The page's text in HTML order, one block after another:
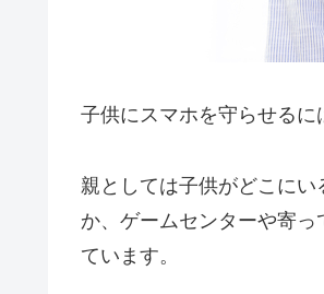
子供にスマホを守らせるに
親としては子供がどこに
か、ゲームセンターや寄
ています。